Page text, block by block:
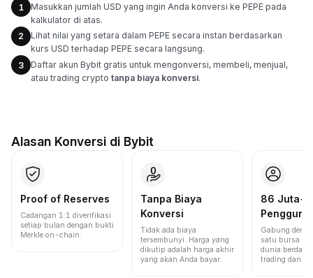
1
Masukkan jumlah USD yang ingin Anda konversi ke PEPE pada
kalkulator di atas.
2
Lihat nilai yang setara dalam PEPE secara instan berdasarkan
kurs USD terhadap PEPE secara langsung.
3
Daftar akun Bybit gratis untuk mengonversi, membeli, menjual,
atau trading crypto tanpa biaya konversi.
Alasan Konversi di Bybit
Proof of Reserves
Cadangan 1:1 diverifikasi
setiap bulan dengan bukti
Merkle on-chain.
Tanpa Biaya
Konversi
Tidak ada biaya
tersembunyi. Harga yang
dikutip adalah harga akhir
yang akan Anda bayar.
86 Juta+
Pengguna
Gabung
satu bursa
dunia
trading dan